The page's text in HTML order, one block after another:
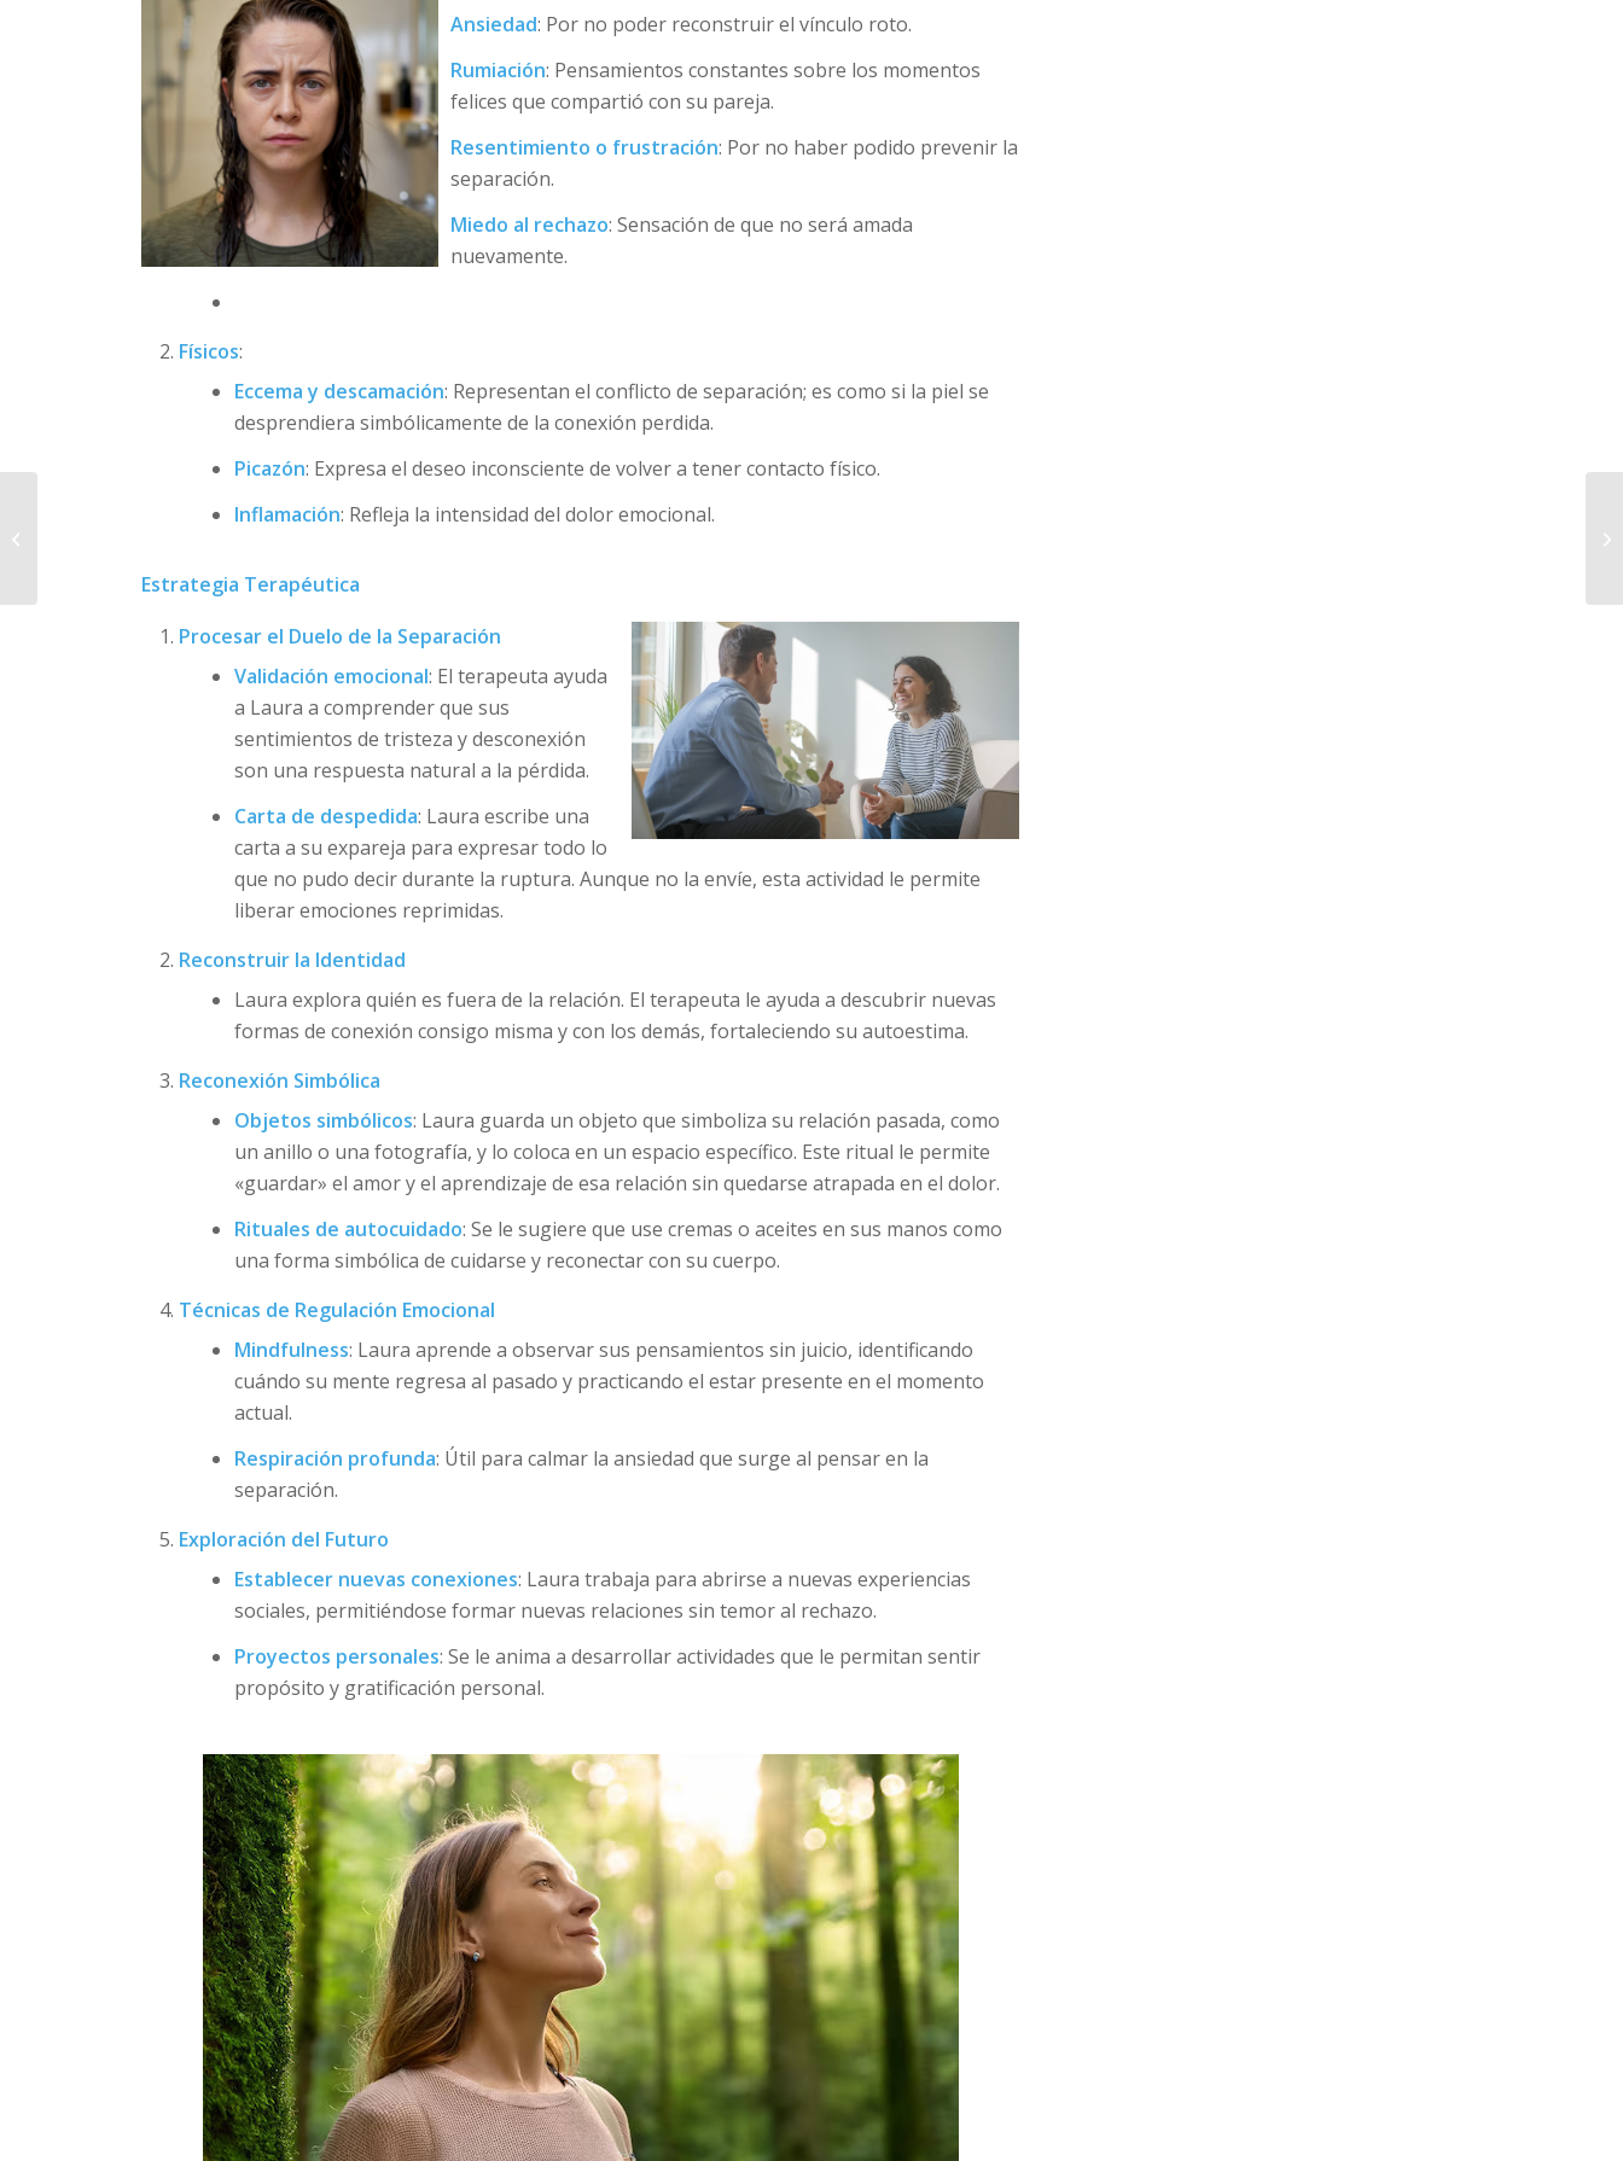
Ansiedad: Por no poder reconstruir el vínculo roto.
Rumiación: Pensamientos constantes sobre los momentos
felices que compartió con su pareja.
Resentimiento o frustración: Por no haber podido prevenir la
separación.
Miedo al rechazo: Sensación de que no será amada
nuevamente.
Físicos:
Eccema y descamación: Representan el conflicto de separación; es como si la piel se
desprendiera simbólicamente de la conexión perdida.
Picazón: Expresa el deseo inconsciente de volver a tener contacto físico.
Inflamación: Refleja la intensidad del dolor emocional.
Estrategia Terapéutica
Procesar el Duelo de la Separación
Validación emocional: El terapeuta ayuda
a Laura a comprender que sus
sentimientos de tristeza y desconexión
son una respuesta natural a la pérdida.
Carta de despedida: Laura escribe una
carta a su expareja para expresar todo lo
que no pudo decir durante la ruptura. Aunque no la envíe, esta actividad le permite
liberar emociones reprimidas.
Reconstruir la Identidad
Laura explora quién es fuera de la relación. El terapeuta le ayuda a descubrir nuevas
formas de conexión consigo misma y con los demás, fortaleciendo su autoestima.
Reconexión Simbólica
Objetos simbólicos: Laura guarda un objeto que simboliza su relación pasada, como
un anillo o una fotografía, y lo coloca en un espacio específico. Este ritual le permite
«guardar» el amor y el aprendizaje de esa relación sin quedarse atrapada en el dolor.
Rituales de autocuidado: Se le sugiere que use cremas o aceites en sus manos como
una forma simbólica de cuidarse y reconectar con su cuerpo.
Técnicas de Regulación Emocional
Mindfulness: Laura aprende a observar sus pensamientos sin juicio, identificando
cuándo su mente regresa al pasado y practicando el estar presente en el momento
actual.
Respiración profunda: Útil para calmar la ansiedad que surge al pensar en la
separación.
Exploración del Futuro
Establecer nuevas conexiones: Laura trabaja para abrirse a nuevas experiencias
sociales, permitiéndose formar nuevas relaciones sin temor al rechazo.
Proyectos personales: Se le anima a desarrollar actividades que le permitan sentir
propósito y gratificación personal.
afectar al Estómago...